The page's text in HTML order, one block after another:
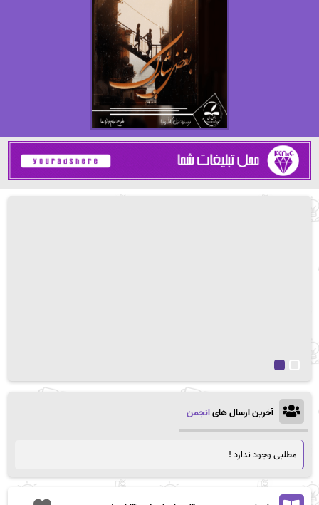
آخرین ارسال هایانجمن
مطلبی وجود ندارد !